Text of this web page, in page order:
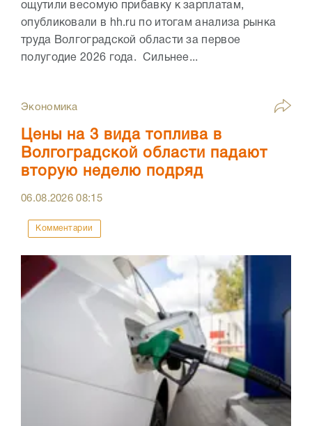
ощутили весомую прибавку к зарплатам,
опубликовали в hh.ru по итогам анализа рынка
труда Волгоградской области за первое
полугодие 2026 года. Сильнее...
Экономика
Цены на 3 вида топлива в
Волгоградской области падают
вторую неделю подряд
06.08.202608:15
Комментарии